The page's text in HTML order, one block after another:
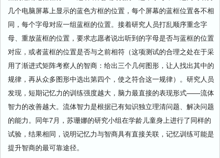
几个电脑屏幕上显示的蓝色方框的位置，每个屏幕的蓝框位置各不相
同，每个字母对应一组蓝框的位置。接着研究人员打乱顺序重念字
母、重放蓝框的位置，要求志愿者说出听到的字母是否与蓝框的位置
对应，或者蓝框的位置是否与之前相符（这项测试的合理之处在于采
用了渐进式矩阵考察人的智商：给出三个几何图形，让人找出其中的
规律，再从众多图形中选出第四个，使之符合这一规律）。研究人员
发现，短期记忆力的训练强度越大，脑力最直接的表现形式——流体
智力的改善越大。流体智力是根据已有知识独立理清问题、解决问题
的能力。同年7月，苏珊娜的研究小组在学龄儿童身上进行了同样的
试验，结果相同，说明记忆力与智商具有直接关联，记忆训练可能是
提升智商的最可靠途径。